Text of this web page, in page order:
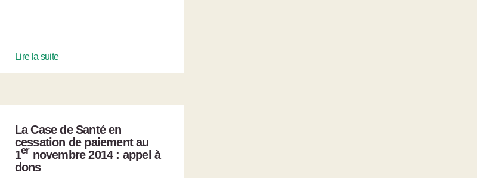
Lire la suite
La Case de Santé en
cessation de paiement au
1er novembre 2014 : appel à
dons